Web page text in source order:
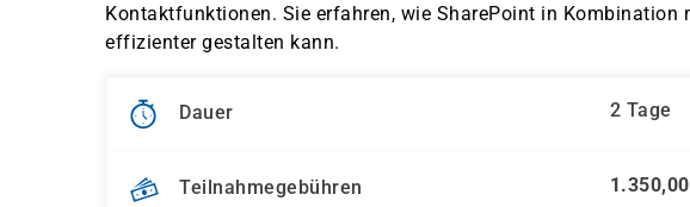
Kontaktfunktionen. Sie erfahren, wie SharePoint in
effizienter gestalten kann.
Dauer 2 Tage
Teilnahmegebühren 1.350,00